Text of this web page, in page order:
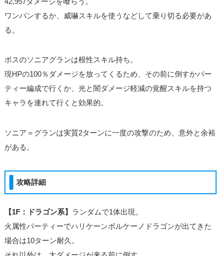
ワンパンするか、威嚇スキルを使うなどして乗り切る必要があ
る。
ボスのソニアグランは根性スキル持ち。
現HPの100％ダメージを放ってくるため、その前に倒すかパー
ティー編成で行くか、光と闇ダメージ軽減の覚醒スキルを持つ
キャラを連れて行くと効果的。
ソニア＝グランは実質2ターンに一度の攻撃のため、意外と余裕
がある。
攻略詳細
【1F：ドラゴン系】 ランダムで1体出現。
火属性パーティーでハリケーンボルケーノドラゴンが出てきた
場合は10ターン耐久。